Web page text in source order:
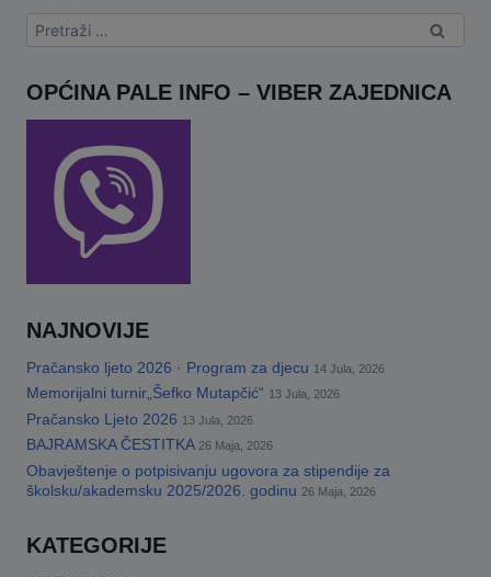
Pretraga:
OPĆINA PALE INFO – VIBER ZAJEDNICA
NAJNOVIJE
Pračansko ljeto 2026 · Program za djecu 14 Jula, 2026
Memorijalni turnir„Šefko Mutapčić“ 13 Jula, 2026
Pračansko Ljeto 2026 13 Jula, 2026
BAJRAMSKA ČESTITKA 26 Maja, 2026
Obavještenje o potpisivanju ugovora za stipendije za
školsku/akademsku 2025/2026. godinu 26 Maja, 2026
KATEGORIJE